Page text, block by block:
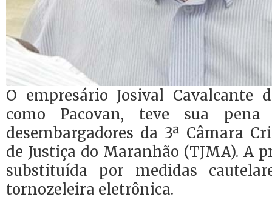
O empresário Josival Cavalcante
como Pacovan, teve sua pena
desembargadores da 3ª Câmara
de Justiça do Maranhão (TJMA). A
substituída por medidas
tornozeleira eletrônica.